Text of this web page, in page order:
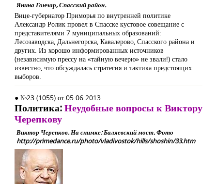
Янина Гончар, Спасский район.
Вице-губернатор Приморья по внутренней политике
Александр Ролик провел в Спасске кустовое совещание с
представителями 7 муниципальных образований:
Лесозаводска, Дальнегорска, Кавалерово, Спасского района и
других. Из хорошо информированных источников
(независимую прессу на «тайную вечерю» не звали!) стало
известно, что обсуждалась стратегия и тактика предстоящих
выборов.
● №23 (1055) от 05.06.2013
Политика:Неудобные вопросы к Виктору
Черепкову
Виктор Черепков. На снимке: Баляевский мост. Фото
http://primedance.ru/photo/vladivostok/hills/shoshin/33.htm